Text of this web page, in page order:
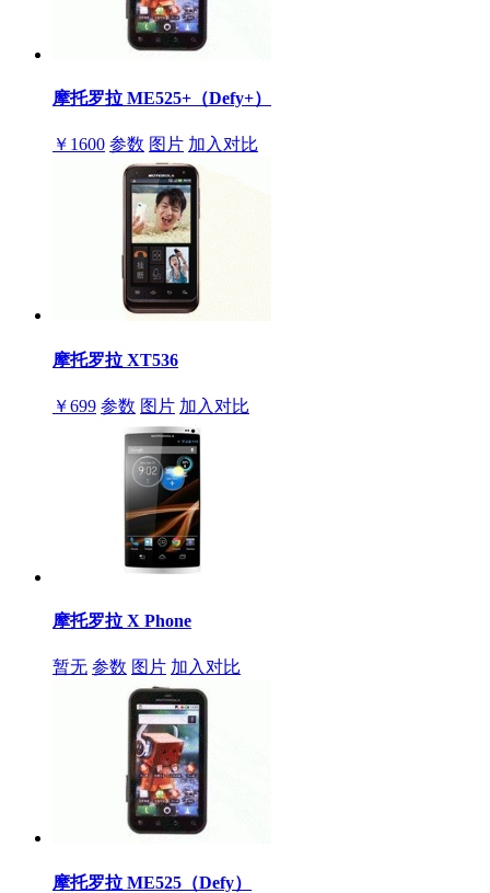
摩托罗拉 ME525+（Defy+）
￥1600 参数 图片 加入对比
摩托罗拉 XT536
￥699 参数 图片 加入对比
摩托罗拉 X Phone
暂无 参数 图片 加入对比
摩托罗拉 ME525（Defy）